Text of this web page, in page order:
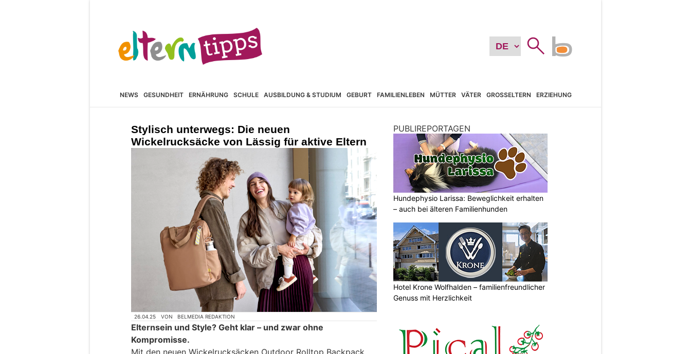
NEWS GESUNDHEIT ERNÄHRUNG SCHULE AUSBILDUNG & STUDIUM GEBURT FAMILIENLEBEN MÜTTER VÄTER GROSSELTERN ERZIEHUNG
Stylisch unterwegs: Die neuen
Wickelrucksäcke von Lässig für aktive Eltern
26.04.25 VON BELMEDIA REDAKTION
Elternsein und Style? Geht klar – und zwar ohne
Kompromisse.
PUBLIREPORTAGEN
Hundephysio Larissa: Beweglichkeit erhalten
– auch bei älteren Familienhunden
Hotel Krone Wolfhalden – familienfreundlicher
Genuss mit Herzlichkeit